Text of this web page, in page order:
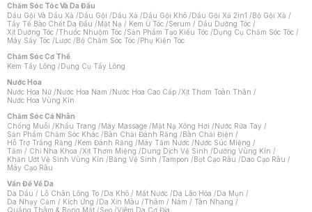
Chăm Sóc Tóc Và Da Đầu
Dầu Gội Và Dầu Xả /Dầu Gội /Dầu Xả /Dầu Gội Khô /Dầu Gội Xả 2in1 /Bộ Gội Xả /
Tẩy Tế Bào Chết Da Đầu /Mặt Nạ / Kem Ủ Tóc /Serum / Dầu Dưỡng Tóc /
Xịt Dưỡng Tóc /Thuốc Nhuộm Tóc /Sản Phẩm Tạo Kiểu Tóc /Dụng Cụ Chăm Sóc Tóc /
Máy Sấy Tóc /Lược /Bộ Chăm Sóc Tóc /Phụ Kiện Tóc
Chăm Sóc Cơ Thể
Kem Tẩy Lông /Dụng Cụ Tẩy Lông
Nước Hoa
Nước Hoa Nữ /Nước Hoa Nam /Nước Hoa Cao Cấp /Xịt Thơm Toàn Thân /
Nước Hoa Vùng Kín
Chăm Sóc Cá Nhân
Chống Muỗi /Khẩu Trang /Máy Massage /Mặt Nạ Xông Hơi /Nước Rửa Tay /
Sản Phẩm Chăm Sóc Khác /Bàn Chải Đánh Răng /Bàn Chải Điện /
Hỗ Trợ Trắng Răng /Kem Đánh Răng /Máy Tăm Nước /Nước Súc Miệng /
Tăm / Chỉ Nha Khoa /Xịt Thơm Miệng /Dung Dịch Vệ Sinh /Dưỡng Vùng Kín /
Khăn Ướt Vệ Sinh Vùng Kín /Băng Vệ Sinh /Tampon /Bọt Cạo Râu /Dao Cạo Râu /
Máy Cạo Râu
Vấn Đề Về Da
Da Dầu / Lỗ Chân Lông To /Da Khô / Mất Nước /Da Lão Hóa /Da Mụn /
Da Nhạy Cảm / Kích Ứng /Da Xỉn Màu /Thâm / Nám / Tàn Nhang /
Quầng Thâm & Bọng Mắt /Sẹo /Viêm Da Cơ Địa